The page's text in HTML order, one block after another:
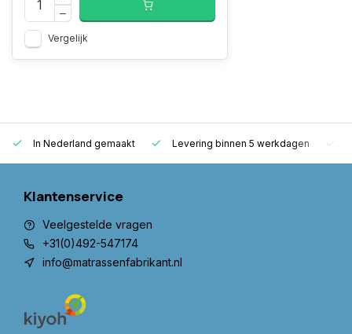
Vergelijk
In Nederland gemaakt Levering binnen 5 werkdagen
Klantenservice
Veelgestelde vragen
+31(0)492-547174
info@matrassenfabrikant.nl